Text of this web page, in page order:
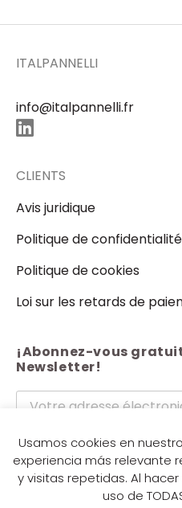
ITALPANNELLI
info@italpannelli.fr
CLIENTS
Avis juridique
Politique de confidentialité
Politique de cookies
Loi sur les retards de
¡Abonnez-vous
Newsletter!
J'accepte les termes et
confidentialité.
Usamos cookies en
experiencia más relevante
y visitas repetidas. Al
uso de